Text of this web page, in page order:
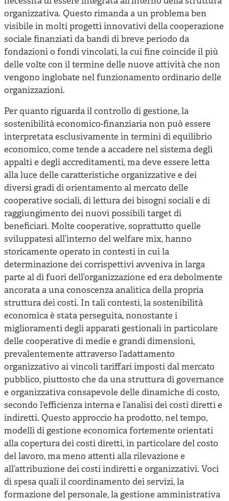
organizzativa. Questo rimanda a un problema ben
visibile in molti progetti innovativi della cooperazione
sociale finanziati da bandi di breve periodo da
fondazioni o fondi vincolati, la cui fine coincide il più
delle volte con il termine delle nuove attività che non
vengono inglobate nel funzionamento ordinario delle
organizzazioni.
Per quanto riguarda il controllo di gestione, la
sostenibilità economico-finanziaria non può essere
interpretata esclusivamente in termini di equilibrio
economico, come tende a accadere nel sistema degli
appalti e degli accreditamenti, ma deve essere letta
alla luce delle caratteristiche organizzative e dei
diversi gradi di orientamento al mercato delle
cooperative sociali, di lettura dei bisogni sociali e di
raggiungimento dei nuovi possibili target di
beneficiari. Molte cooperative, soprattutto quelle
sviluppatesi all’interno del welfare mix, hanno
storicamente operato in contesti in cui la
determinazione dei corrispettivi avveniva in larga
parte al di fuori dell’organizzazione ed era debolmente
ancorata a una conoscenza analitica della propria
struttura dei costi. In tali contesti, la sostenibilità
economica è stata perseguita, nonostante i
miglioramenti degli apparati gestionali in particolare
delle cooperative di medie e grandi dimensioni,
prevalentemente attraverso l’adattamento
organizzativo ai vincoli tariffari imposti dal mercato
pubblico, piuttosto che da una struttura di governance
e organizzativa consapevole delle dinamiche di costo,
secondo l’efficienza interna e l’analisi dei costi diretti e
indiretti. Questo approccio ha prodotto, nel tempo,
modelli di gestione economica fortemente orientati
alla copertura dei costi diretti, in particolare del costo
del lavoro, ma meno attenti alla rilevazione e
all’attribuzione dei costi indiretti e organizzativi. Voci
di spesa quali il coordinamento dei servizi, la
formazione del personale, la gestione amministrativa